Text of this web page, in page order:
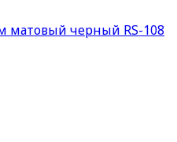
матовый черный RS-108